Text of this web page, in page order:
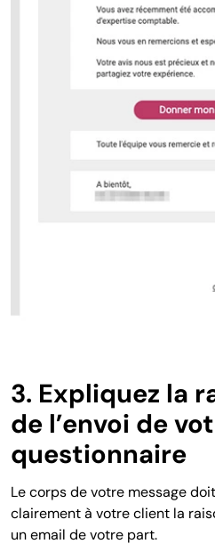
3. Expliquez la
de l’envoi de
questionnaire
Le corps de votre message
clairement à votre client la
un email de votre part.